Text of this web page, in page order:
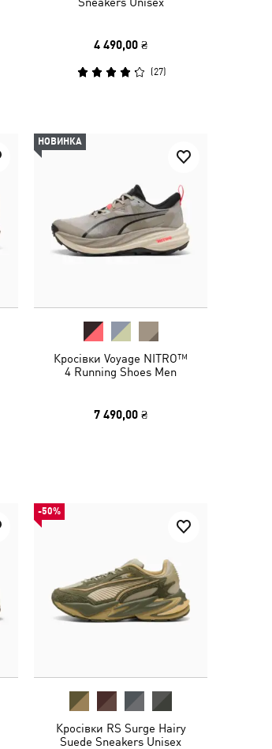
4 490,00 ₴
(27)
НОВИНКА
Кросівки Voyage NITRO™
4 Running Shoes Men
7 490,00 ₴
-50%
Кросівки RS Surge Hairy
Suede Sneakers Unisex